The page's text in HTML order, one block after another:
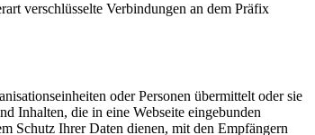
verschlüsselte Verbindungen an dem Präfix
oder Personen übermittelt oder sie
Inhalten, die in eine Webseite eingebunden
Schutz Ihrer Daten dienen, mit den Empfängern